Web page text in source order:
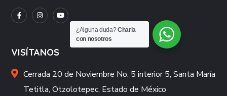
VISÍTANOS
Cerrada 20 de Noviembre No. 5 interior 5, Santa María
Tetitla, Otzolotepec, Estado de México
¿Alguna duda?Charla
con nosotros